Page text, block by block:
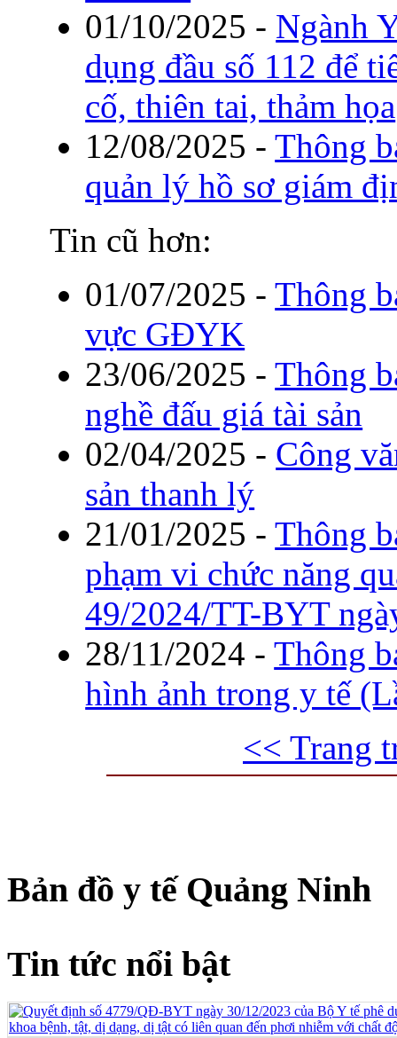
01/10/2025 - Ngành
dụng đầu số 112 để
cố, thiên tai, thảm họa
12/08/2025 -Thông
quản lý hồ sơ giám
Tin cũ hơn:
01/07/2025 -Thông
vực GĐYK
23/06/2025 -Thông
nghề đấu giá tài sản
02/04/2025 - Công
sản thanh lý
21/01/2025 -Thông
phạm vi chức năng
49/2024/TT-BYT
28/11/2024 -Thông
hình ảnh trong y tế
<< Trang
Bản đồ y tế Quảng Ninh
Tin tức nổi bật